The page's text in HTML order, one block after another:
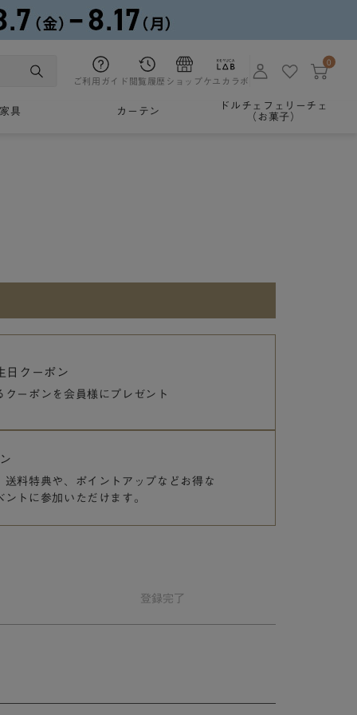
ご利用ガイド 閲覧履歴 ショップケユカラボ
0
家具 カーテン
ドルチェフェリーチェ
（お菓子）
日クーポン
クーポンを 会員様にプレゼント
料特典や、
ポイントアップなどお得な
ントに参加いただけます。
登録完了